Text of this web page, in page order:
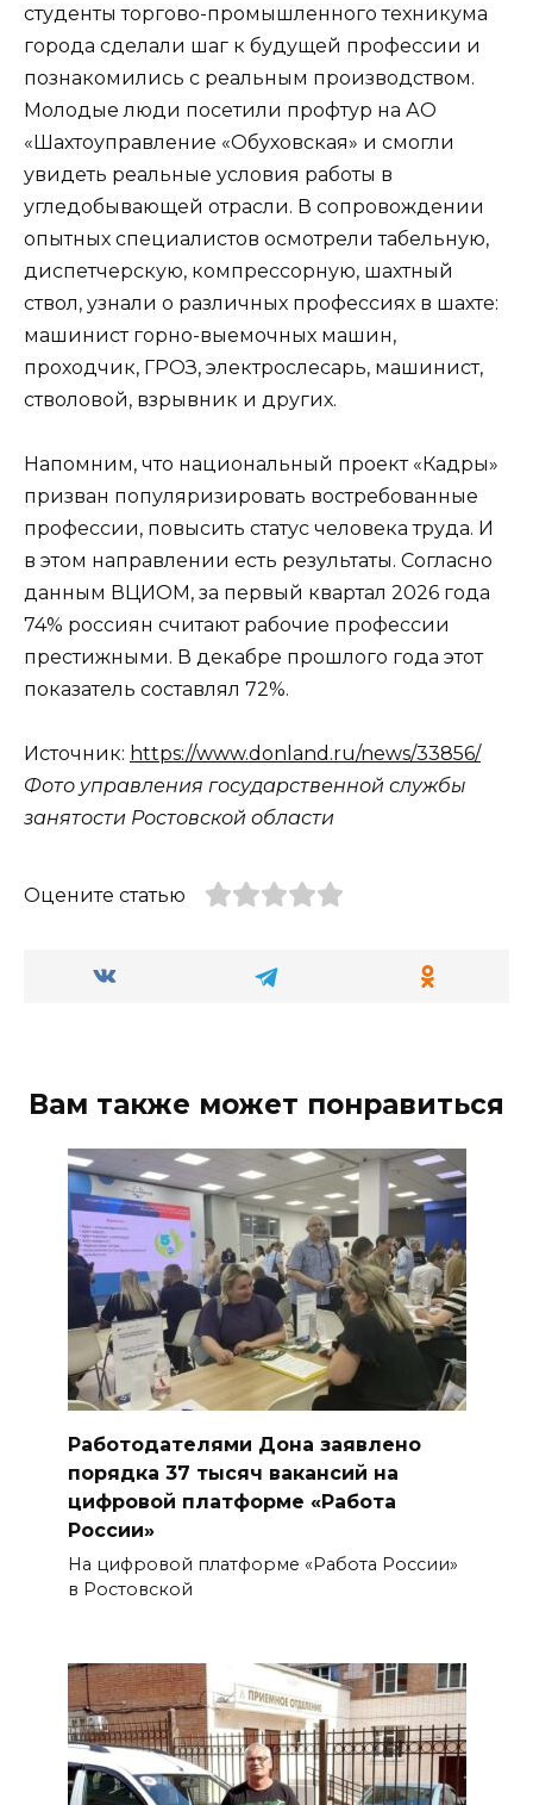
студенты торгово-промышленного техникума
города сделали шаг к будущей профессии и
познакомились с реальным производством.
Молодые люди посетили профтур на АО
«Шахтоуправление «Обуховская» и смогли
увидеть реальные условия работы в
угледобывающей отрасли. В сопровождении
опытных специалистов осмотрели табельную,
диспетчерскую, компрессорную, шахтный
ствол, узнали о различных профессиях в шахте:
машинист горно-выемочных машин,
проходчик, ГРОЗ, электрослесарь, машинист,
стволовой, взрывник и других.
Напомним, что национальный проект «Кадры»
призван популяризировать востребованные
профессии, повысить статус человека труда. И
в этом направлении есть результаты. Согласно
данным ВЦИОМ, за первый квартал 2026 года
74% россиян считают рабочие профессии
престижными. В декабре прошлого года этот
показатель составлял 72%.
Источник: https://www.donland.ru/news/33856/
Фото управления государственной службы
занятости Ростовской области
Оцените статью
Вам также может понравиться
Работодателями Дона заявлено
порядка 37 тысяч вакансий на
цифровой платформе «Работа
России»
На цифровой платформе «Работа России»
в Ростовской